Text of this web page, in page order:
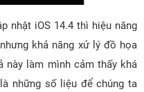
nhật iOS 14.4 thì hiệu năng
khả năng xử lý đồ họa
này làm mình cảm thấy khá
những số liệu để chúng ta